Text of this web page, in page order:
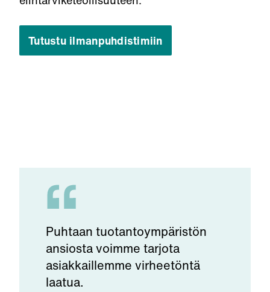
Tutustu ilmanpuhdistimiin
Puhtaan tuotantoympäristön
ansiosta voimme tarjota
asiakkaillemme virheetöntä
laatua.